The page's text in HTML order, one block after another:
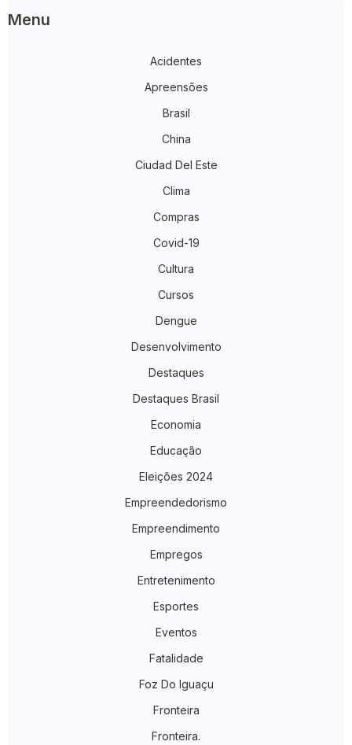
Menu
Acidentes
Apreensões
Brasil
China
Ciudad Del Este
Clima
Compras
Covid-19
Cultura
Cursos
Dengue
Desenvolvimento
Destaques
Destaques Brasil
Economia
Educação
Eleições 2024
Empreendedorismo
Empreendimento
Empregos
Entretenimento
Esportes
Eventos
Fatalidade
Foz Do Iguaçu
Fronteira
Fronteira.